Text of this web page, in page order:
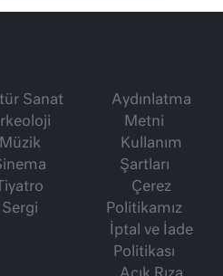
Sanat
Müzik
Tiyatro
Sergi
Aydınlatma
Metni
Kullanım
Şartları
Çerez
Politikamız
İptal ve İade
Politikası